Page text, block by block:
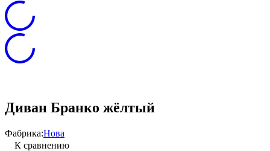
Диван Бранко жёлтый
Фабрика:Нова
К сравнению